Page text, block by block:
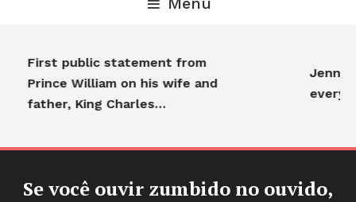
First public statement from
Prince William on his wife and
father, King Charles…
Se você ouvir zumbido no ouvido,